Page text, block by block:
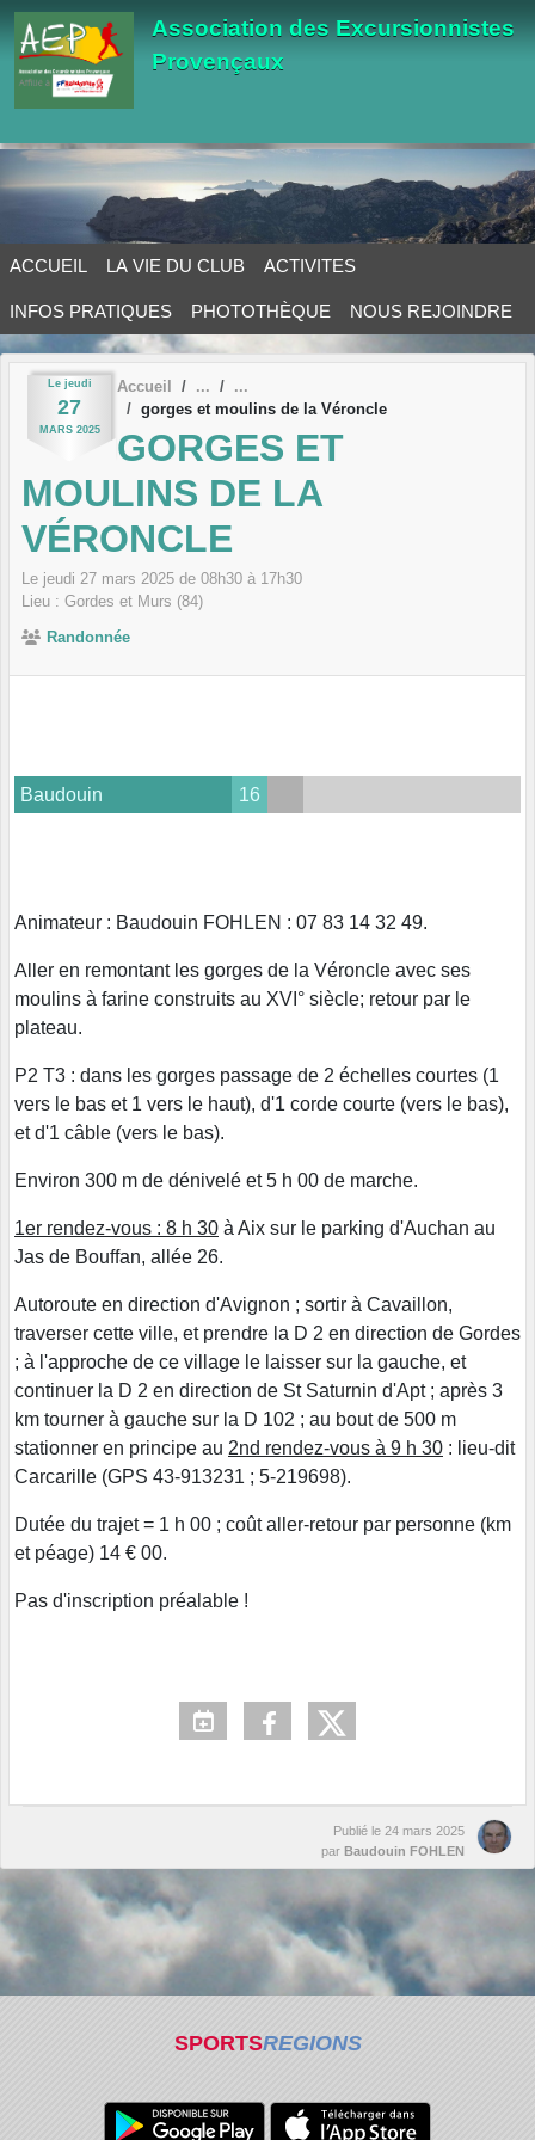
Association des Excursionnistes
Provençaux
ACCUEIL LA VIE DU CLUB ACTIVITES
INFOS PRATIQUES PHOTOTHÈQUE NOUS REJOINDRE
Le jeudi
27
MARS 2025
Accueil
gorges et moulins de la Véroncle
GORGES ET
MOULINS DE LA
VÉRONCLE
Le jeudi 27 mars 2025 de 08h30 à 17h30
Lieu : Gordes et Murs (84)
Randonnée
Baudouin 16
Animateur : Baudouin FOHLEN : 07 83 14 32 49.
Aller en remontant les gorges de la Véroncle avec ses
moulins à farine construits au XVI° siècle; retour par le
plateau.
P2 T3 : dans les gorges passage de 2 échelles courtes (1
vers le bas et 1 vers le haut), d'1 corde courte (vers le bas),
et d'1 câble (vers le bas).
Environ 300 m de dénivelé et 5 h 00 de marche.
1er rendez-vous : 8 h 30 à Aix sur le parking d'Auchan au
Jas de Bouffan, allée 26.
Autoroute en direction d'Avignon ; sortir à Cavaillon,
traverser cette ville, et prendre la D 2 en direction de Gordes
; à l'approche de ce village le laisser sur la gauche, et
continuer la D 2 en direction de St Saturnin d'Apt ; après 3
km tourner à gauche sur la D 102 ; au bout de 500 m
stationner en principe au 2nd rendez-vous à 9 h 30 : lieu-dit
Carcarille (GPS 43-913231 ; 5-219698).
Dutée du trajet = 1 h 00 ; coût aller-retour par personne (km
et péage) 14 € 00.
Pas d'inscription préalable !
Publié le 24 mars 2025
par Baudouin FOHLEN
SPORTSREGIONS
Panneau de gestion des cookies